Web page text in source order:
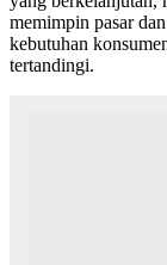
memimpin pasar
kebutuhan
tertandingi.